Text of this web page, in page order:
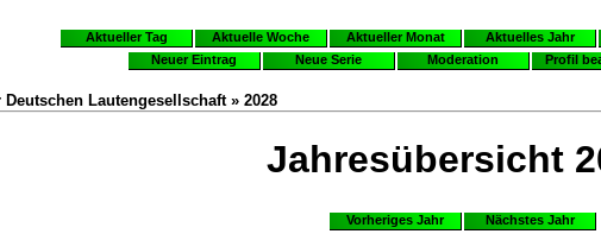
Aktueller Tag Aktuelle Woche Aktueller Monat Aktuelles Jahr
Neuer Eintrag
Neue Serie Moderation Profil
Lautengesellschaft » 2028
Jahresübersicht
Vorheriges Jahr Nächstes Jahr